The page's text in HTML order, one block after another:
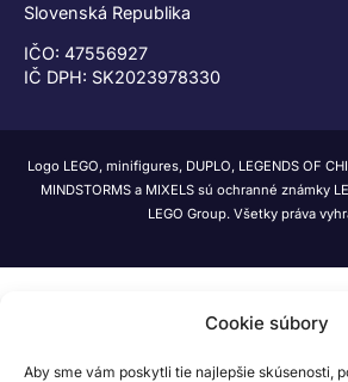
Cookie súbory
Aby sme vám poskytli tie najlepšie skúsenosti,
Slovenská Republika
IČO: 47556927
IČ DPH: SK2023978330
Logo LEGO, minifigures, DUPLO, LEGENDS OF
MINDSTORMS a MIXELS sú ochranné známky
LEGO Group. Všetky práva